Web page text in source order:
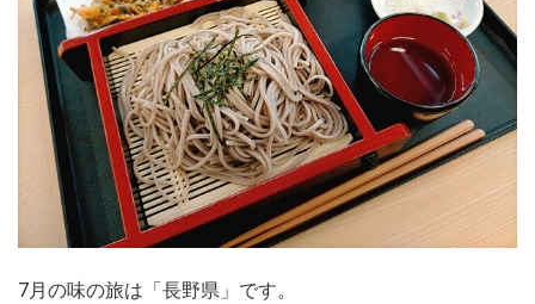
7月の味の旅は「長野県」です。